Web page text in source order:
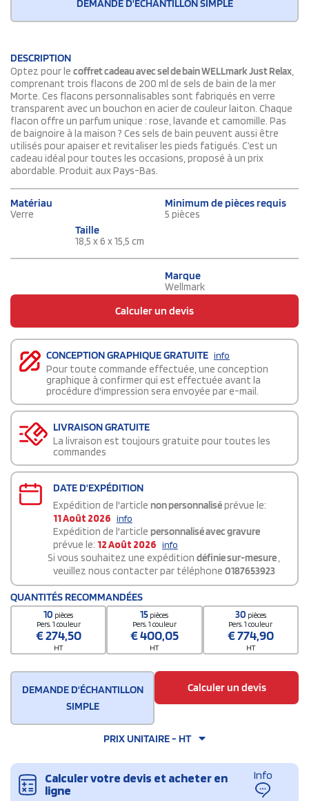
DEMANDE D'ÉCHANTILLON SIMPLE
DESCRIPTION
Optez pour le coffret cadeau avec sel de bain WELLmark Just Relax,
comprenant trois flacons de 200 ml de sels de bain de la mer
Morte. Ces flacons personnalisables sont fabriqués en verre
transparent avec un bouchon en acier de couleur laiton. Chaque
flacon offre un parfum unique : rose, lavande et camomille. Pas
de baignoire à la maison ? Ces sels de bain peuvent aussi être
utilisés pour apaiser et revitaliser les pieds fatigués. C’est un
cadeau idéal pour toutes les occasions, proposé à un prix
abordable. Produit aux Pays-Bas.
Matériau
Verre
Minimum de pièces requis
5 pièces
Taille
18,5 x 6 x 15,5 cm
Marque
Wellmark
Calculer un devis
CONCEPTION GRAPHIQUE GRATUITE info
Pour toute commande effectuée, une conception
graphique à confirmer qui est effectuée avant la
procédure d'impression sera envoyée par e-mail.
LIVRAISON GRATUITE
La livraison est toujours gratuite pour toutes les
commandes
DATE D'EXPÉDITION
Expédition de l'article non personnaliséprévue le:
11 Août 2026 info
Expédition de l'article personnalisé avec gravure
prévue le: 12 Août 2026 info
Si vous souhaitez une expédition définie sur-mesure,
veuillez nous contacter par téléphone 0187653923
QUANTITÉS RECOMMANDÉES
10 pièces
Pers. 1 couleur
€274,50
HT
15 pièces
Pers. 1 couleur
€400,05
HT
30 pièces
Pers. 1 couleur
€774,90
HT
DEMANDE D'ÉCHANTILLON
SIMPLE
Calculer un devis
PRIX UNITAIRE - HT
Calculer votre devis et acheter en
ligne
Info